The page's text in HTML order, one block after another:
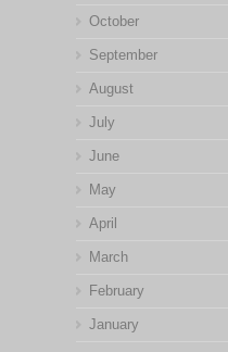
October
September
August
July
June
May
April
March
February
January